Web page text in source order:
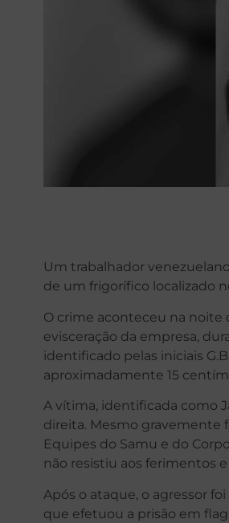
Um trabalhador
de um frigorífico localizado
O crime aconteceu na noite
evisceração da empresa,
identificado pelas iniciais
aproximadamente 15
A vítima, identificada como
direita. Mesmo gravemente
Equipes do Samu e do
não resistiu aos ferimentos
Após o ataque, o agressor
que efetuou a prisão em